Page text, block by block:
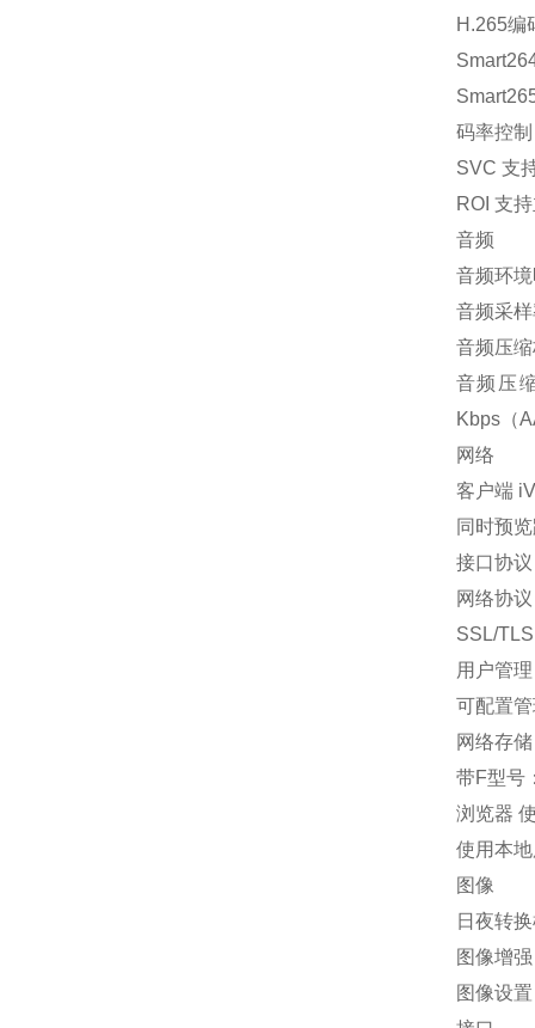
H.265编
码率控
SVC 支
ROI 支
音频
音频环
音频采
音频压
音频压
Kbps（
网络
客户端
同时预
接口协
网络协
SSL/
用户管
可配置
网络存
带F型号
浏览器
使用本
图像
日夜转
图像增
图像设